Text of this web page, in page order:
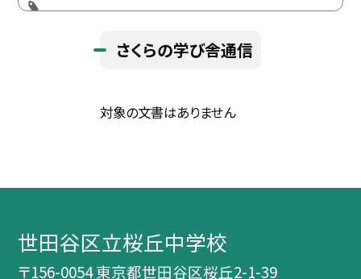
さくらの学び舎通信
対象の文書はありません
世田谷区立桜丘中学校
〒156-0054 東京都世田谷区桜丘2-1-39